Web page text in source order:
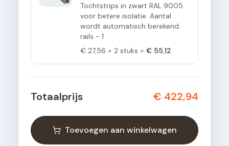
Tochtstrips in zwart RAL 9005
voor betere isolatie. Aantal
wordt automatisch berekend:
rails - 1
€ 27,56 × 2 stuks = € 55,12
Totaalprijs € 422,94
Toevoegen aan winkelwagen